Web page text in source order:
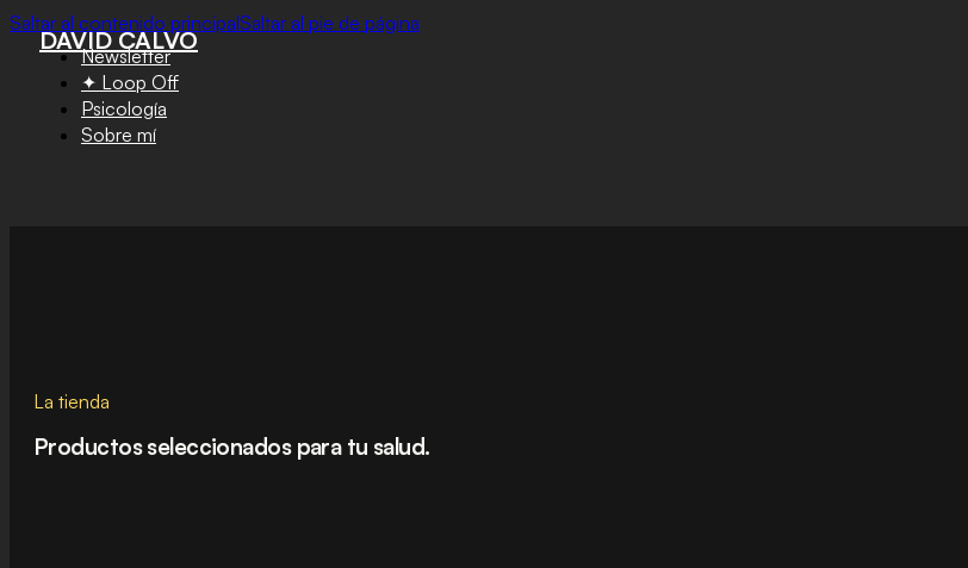
Saltar al contenido principalSaltar al pie de página
DAVID CALVO
Newsletter
✦ Loop Off
Psicología
Sobre mí
La tienda
Productos seleccionados para tu salud.